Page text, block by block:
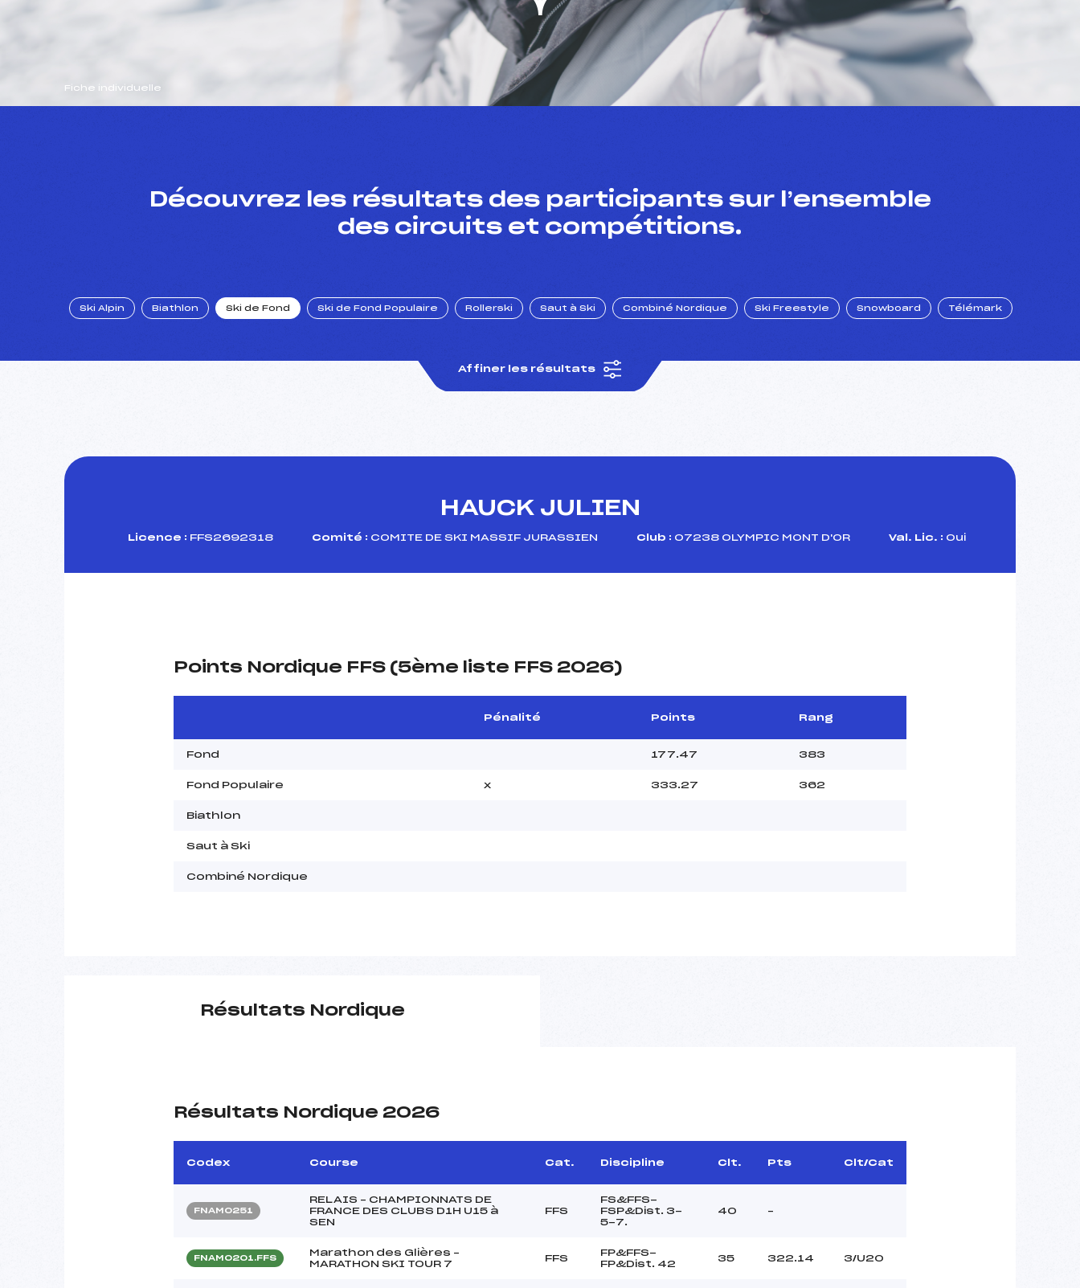
Fiche individuelle
Découvrez les résultats des participants sur l’ensemble
des circuits et compétitions.
Ski Alpin Biathlon Ski de Fond Ski de Fond Populaire Rollerski Saut à Ski Combiné Nordique Ski Freestyle Snowboard Télémark
Affiner les résultats
HAUCK JULIEN
Licence : FFS2692318 Comité : COMITE DE SKI MASSIF JURASSIEN Club : 07238 OLYMPIC MONT D'OR Val. Lic. : Oui
Points Nordique FFS (5ème liste FFS 2026)
Pénalité Points Rang
Fond 177.47 383
Fond Populaire x 333.27 362
Biathlon
Saut à Ski
Combiné Nordique
Résultats Nordique
Résultats Nordique 2026
Codex Course Cat. Discipline Clt. Pts Clt/Cat
FNAM0251
RELAIS – CHAMPIONNATS DE
FRANCE DES CLUBS D1H U15 à
SEN
FFS
FS&FFS-
FSP&Dist. 3-
5-7.
40 –
FNAM0201.FFS
Marathon des Glières –
MARATHON SKI TOUR 7
FFS
FP&FFS-
FP&Dist. 42
35 322.14 3/U20